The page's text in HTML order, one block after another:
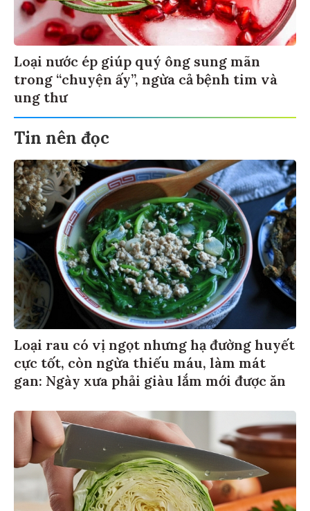
Loại nước ép giúp quý ông sung mãn
trong “chuyện ấy”, ngừa cả bệnh tim và
ung thư
Tin nên đọc
Loại rau có vị ngọt nhưng hạ đường huyết
cực tốt, còn ngừa thiếu máu, làm mát
gan: Ngày xưa phải giàu lắm mới được ăn